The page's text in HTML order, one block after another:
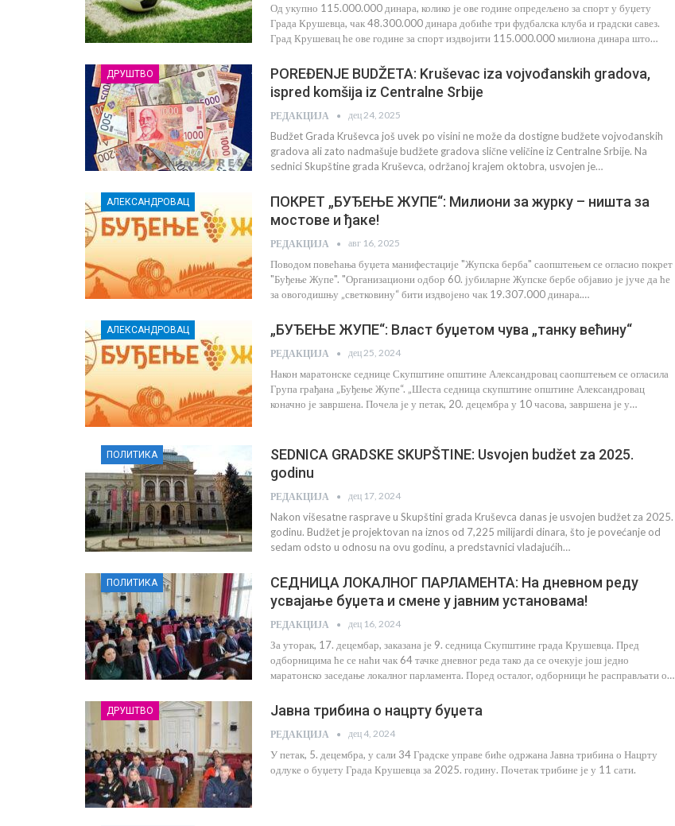
Од укупно 115.000.000 динара, колико је ове године опредељено за спорт у буџету
Града Крушевца, чак 48.300.000 динара добиће три фудбалска клуба и градски савез.
Град Крушевац ће ове године за спорт издвојити 115.000.000 милиона динара што…
ДРУШТВО
POREĐENJE BUDŽETA: Kruševac iza vojvođanskih gradova,
ispred komšija iz Centralne Srbije
РЕДАКЦИЈА дец 24, 2025
Budžet Grada Kruševca još uvek po visini ne može da dostigne budžete vojvođanskih
gradova ali zato nadmašuje budžete gradova slične veličine iz Centralne Srbije. Na
sednici Skupštine grada Kruševca, održanoj krajem oktobra, usvojen je…
АЛЕКСАНДРОВАЦ
ПОКРЕТ „БУЂЕЊЕ ЖУПЕ“: Милиони за журку – ништа за
мостове и ђаке!
РЕДАКЦИЈА авг 16, 2025
Поводом повећања буџета манифестације "Жупска берба" саопштењем се огласио покрет
"Буђење Жупе". "Организациони одбор 60. јубиларне Жупске бербе објавио је јуче да ће
за овогодишњу „светковину“ бити издвојено чак 19.307.000 динара.…
АЛЕКСАНДРОВАЦ „БУЂЕЊЕ ЖУПЕ“: Власт буџетом чува „танку већину“
РЕДАКЦИЈА дец 25, 2024
Након маратонске седнице Скупштине општине Александровац саопштењем се огласила
Група грађана „Буђење Жупе“. „Шеста седница скупштине општине Александровац
коначно је завршена. Почела је у петак, 20. децембра у 10 часова, завршена је у…
ПОЛИТИКА
SEDNICA GRADSKE SKUPŠTINE: Usvojen budžet za 2025.
godinu
РЕДАКЦИЈА дец 17, 2024
Nakon višesatne rasprave u Skupštini grada Kruševca danas je usvojen budžet za 2025.
godinu. Budžet je projektovan na iznos od 7,225 milijardi dinara, što je povećanje od
sedam odsto u odnosu na ovu godinu, a predstavnici vladajućih…
ПОЛИТИКА
СЕДНИЦА ЛОКАЛНОГ ПАРЛАМЕНТА: На дневном реду
усвајање буџета и смене у јавним установама!
РЕДАКЦИЈА дец 16, 2024
За уторак, 17. децембар, заказана је 9. седница Скупштине града Крушевца. Пред
одборницима ће се наћи чак 64 тачке дневног реда тако да се очекује још једно
маратонско заседање локалног парламента. Поред осталог, одборници ће расправљати о…
ДРУШТВО Јавна трибина о нацрту буџета
РЕДАКЦИЈА дец 4, 2024
У петак, 5. децембра, у сали 34 Градске управе биће одржана Јавна трибина о Нацрту
одлуке о буџету Града Крушевца за 2025. годину. Почетак трибине је у 11 сати.